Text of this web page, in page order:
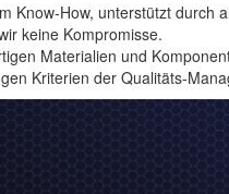
Know-How, unterstützt
keine Kompromisse.
Materialien und
Kriterien der Qualitäts-